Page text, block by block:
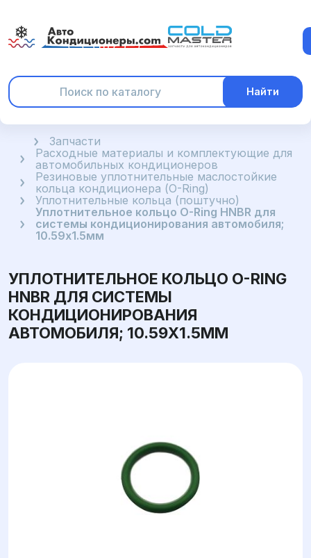
Найти
ГлавнаяЗапчасти
Расходные материалы и комплектующие для
автомобильных кондиционеров
Резиновые уплотнительные маслостойкие
кольца кондиционера (O-Ring)
Уплотнительные кольца (поштучно)
Уплотнительное кольцо O-Ring HNBR для
системы кондиционирования автомобиля;
10.59x1.5мм
УПЛОТНИТЕЛЬНОЕ КОЛЬЦО O-RING
HNBR ДЛЯ СИСТЕМЫ
КОНДИЦИОНИРОВАНИЯ
АВТОМОБИЛЯ; 10.59X1.5ММ